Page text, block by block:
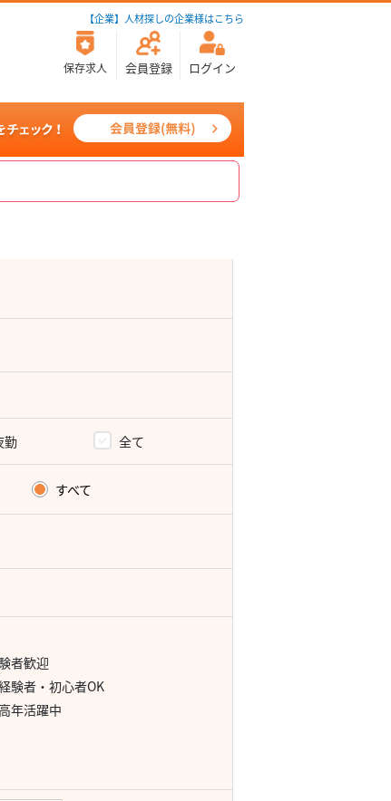
【企業】人材探しの企業様はこちら
保存求人 会員登録 ログイン
勤 全て
すべて
者歓迎
験者・初心者OK
年活躍中